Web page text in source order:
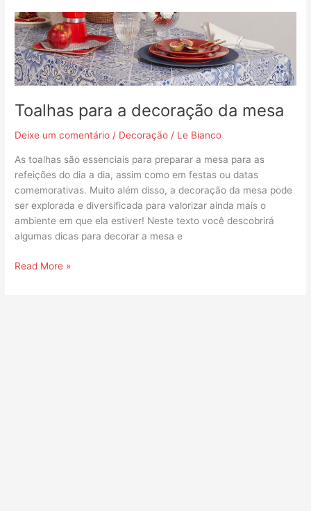
Toalhas para a decoração da mesa
Deixe um comentário / Decoração / Le Bianco
As toalhas são essenciais para preparar a mesa para as
refeições do dia a dia, assim como em festas ou datas
comemorativas. Muito além disso, a decoração da mesa pode
ser explorada e diversificada para valorizar ainda mais o
ambiente em que ela estiver! Neste texto você descobrirá
algumas dicas para decorar a mesa e
Toalhas
para
a
decoração
da
Read More »